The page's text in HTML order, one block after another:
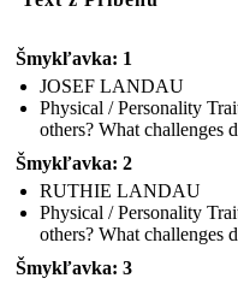
Šmykľavka: 1
JOSEF LANDAU
Physical / Personality
others? What challenges
Šmykľavka: 2
RUTHIE LANDAU
Physical / Personality
others? What challenges
Šmykľavka: 3